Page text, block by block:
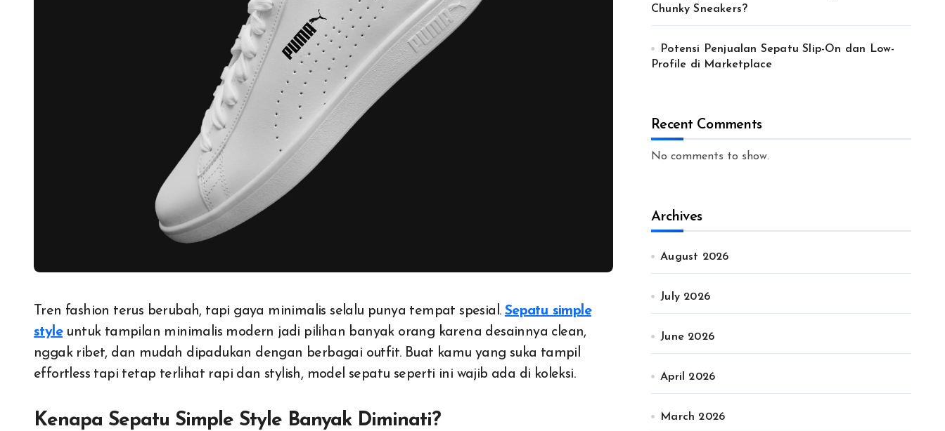
Tren fashion terus berubah, tapi gaya minimalis selalu punya tempat spesial. Sepatu simple
styleuntuk tampilan minimalis modern jadi pilihan banyak orang karena desainnya clean,
nggak ribet, dan mudah dipadukan dengan berbagai outfit. Buat kamu yang suka tampil
effortless tapi tetap terlihat rapi dan stylish, model sepatu seperti ini wajib ada di koleksi.
Kenapa Sepatu Simple Style Banyak Diminati?
Chunky Sneakers?
Potensi Penjualan Sepatu Slip-On dan Low-
Profile di Marketplace
Recent Comments
No comments to show.
Archives
August 2026
July 2026
June 2026
April 2026
March 2026